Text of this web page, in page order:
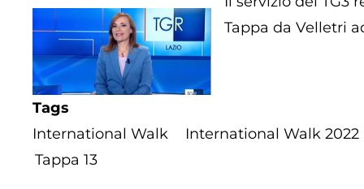
Tappa da Velletri
Tags
International Walk
International Walk 2022
Tappa 13